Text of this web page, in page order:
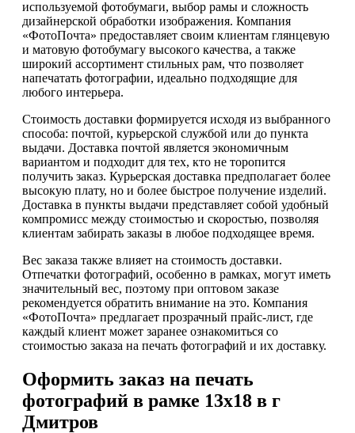
используемой фотобумаги, выбор рамы и сложность
дизайнерской обработки изображения. Компания
«ФотоПочта» предоставляет своим клиентам глянцевую
и матовую фотобумагу высокого качества, а также
широкий ассортимент стильных рам, что позволяет
напечатать фотографии, идеально подходящие для
любого интерьера.
Стоимость доставки формируется исходя из выбранного
способа: почтой, курьерской службой или до пункта
выдачи. Доставка почтой является экономичным
вариантом и подходит для тех, кто не торопится
получить заказ. Курьерская доставка предполагает более
высокую плату, но и более быстрое получение изделий.
Доставка в пункты выдачи представляет собой удобный
компромисс между стоимостью и скоростью, позволяя
клиентам забирать заказы в любое подходящее время.
Вес заказа также влияет на стоимость доставки.
Отпечатки фотографий, особенно в рамках, могут иметь
значительный вес, поэтому при оптовом заказе
рекомендуется обратить внимание на это. Компания
«ФотоПочта» предлагает прозрачный прайс-лист, где
каждый клиент может заранее ознакомиться со
стоимостью заказа на печать фотографий и их доставку.
Оформить заказ на печать
фотографий в рамке 13х18 в г
Дмитров